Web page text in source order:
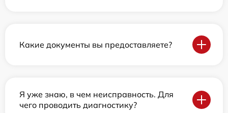
Какие документы вы предоставляете?
Я уже знаю, в чем неисправность. Для
чего проводить диагностику?